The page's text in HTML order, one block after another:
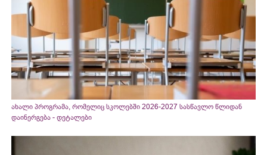
ახალი პროგრამა, რომელიც სკოლებში 2026-2027 სასწავლო წლიდან
დაინერგება - დეტალები